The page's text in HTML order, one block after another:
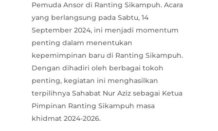
Pemuda Ansor di Ranting Sikampuh. Acara
yang berlangsung pada Sabtu, 14
September 2024, ini menjadi momentum
penting dalam menentukan
kepemimpinan baru di Ranting Sikampuh.
Dengan dihadiri oleh berbagai tokoh
penting, kegiatan ini menghasilkan
terpilihnya Sahabat Nur Aziz sebagai Ketua
Pimpinan Ranting Sikampuh masa
khidmat 2024-2026.